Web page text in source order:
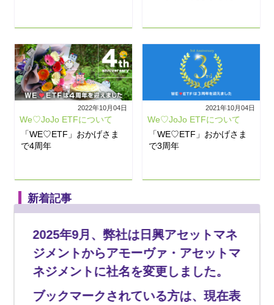
2022年10月04日
We♡JoJo ETFについて
「WE♡ETF」おかげさま
で4周年
2021年10月04日
We♡JoJo ETFについて
「WE♡ETF」おかげさま
で3周年
新着記事
アモーヴァ・アセットの
アモーヴァ・アセットの
2025年9月、弊社は日興アセットマネ
ジメントからアモーヴァ・アセットマ
ネジメントに社名を変更しました。
ブックマークされている方は、現在表